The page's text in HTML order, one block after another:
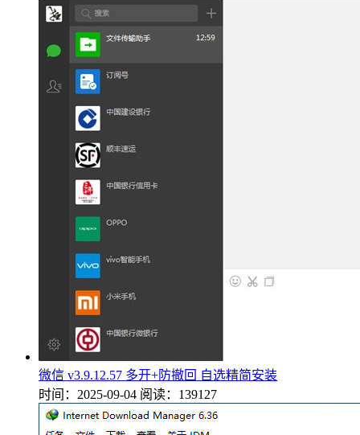
微信 v3.9.12.57 多开+防撤回 自选精简安装
时间：2025-09-04 阅读：139127